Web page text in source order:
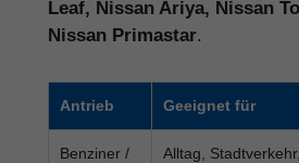
Leaf, Nissan Ariya, Nissan
Nissan Primastar.
Antrieb Geeignet für
Benziner /
Alltag,